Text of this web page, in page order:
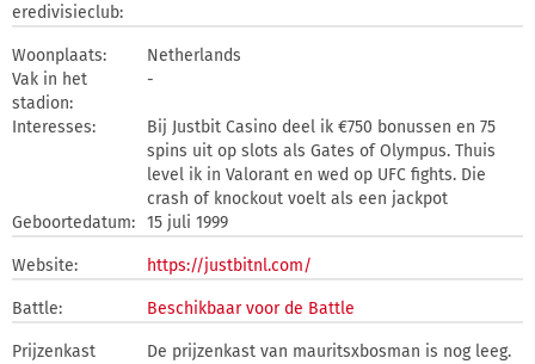
eredivisieclub:
Woonplaats:
Netherlands
Vak in het
stadion:
-
Interesses:
Bij Justbit Casino deel ik €750 bonussen en 75
spins uit op slots als Gates of Olympus. Thuis
level ik in Valorant en wed op UFC fights. Die
crash of knockout voelt als een jackpot
Geboortedatum: 15 juli 1999
Website: https://justbitnl.com/
Battle: Beschikbaar voor de Battle
Prijzenkast De prijzenkast van mauritsxbosman is nog leeg.